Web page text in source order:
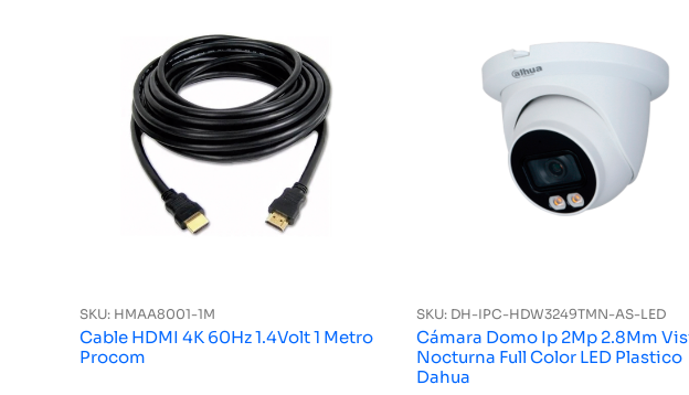
SKU: HMAA8001-1M
Cable HDMI 4K 60Hz 1.4Volt 1 Metro
Procom
SKU: DH-IPC-HDW3249TMN-AS-LED
Cámara Domo Ip 2Mp 2.8Mm
Nocturna Full Color LED Plastico
Dahua